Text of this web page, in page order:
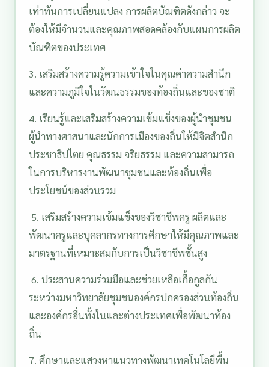
เท่าทันการเปลี่ยนแปลง การผลิตบัณฑิตดังกล่าว จะ
ต้องให้มีจำนวนและคุณภาพสอดคล้องกับแผนการผลิต
บัณฑิตของประเทศ
3. เสริมสร้างความรู้ความเข้าใจในคุณค่าความสำนึก
และความภูมิใจในวัฒนธรรมของท้องถิ่นและของชาติ
4. เรียนรู้และเสริมสร้างความเข้มแข็งของผู้นำชุมชน
ผู้นำทางศาสนาและนักการเมืองของถิ่นให้มีจิตสำนึก
ประชาธิปไตย คุณธรรม จริยธรรม และความสามารถ
ในการบริหารงานพัฒนาชุมชนและท้องถิ่นเพื่อ
ประโยชน์ของส่วนรวม
5. เสริมสร้างความเข้มแข็งของวิชาชีพครู ผลิตและ
พัฒนาครูและบุคลากรทางการศึกษาให้มีคุณภาพและ
มาตรฐานที่เหมาะสมกับการเป็นวิชาชีพชั้นสูง
6. ประสานความร่วมมือและช่วยเหลือเกื้อกูลกัน
ระหว่างมหาวิทยาลัยชุมชนองค์กรปกครองส่วนท้องถิ่น
และองค์กรอื่นทั้งในและต่างประเทศเพื่อพัฒนาท้อง
ถิ่น
7. ศึกษาและแสวงหาแนวทางพัฒนาเทคโนโลยีพื้น